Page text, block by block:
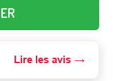
Lire les avis